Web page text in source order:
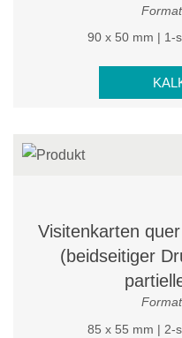
90 x 50 mm | 1-
Visitenkarten
(beidseitiger
85 x 55 mm | 2-